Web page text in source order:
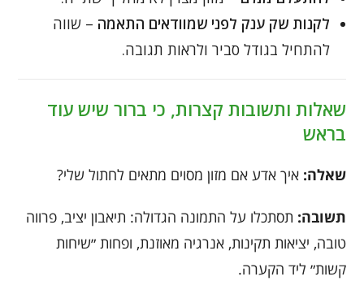
לקנות שק ענק לפני שמוודאים התאמה – שווה
להתחיל בגודל סביר ולראות תגובה.
שאלות ותשובות קצרות, כי ברור שיש עוד
בראש
שאלה: איך אדע אם מזון מסוים מתאים לחתול שלי?
תשובה: תסתכלו על התמונה הגדולה: תיאבון יציב, פרווה
טובה, יציאות תקינות, אנרגיה מאוזנת, ופחות ״שיחות
קשות״ ליד הקערה.